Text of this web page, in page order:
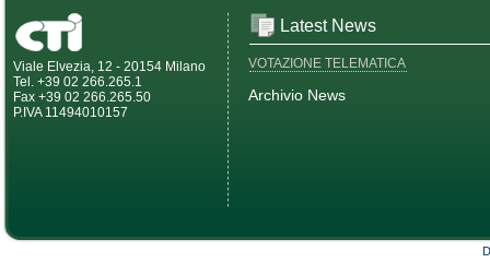
Viale Elvezia, 12 - 20154 Milano
Tel. +39 02 266.265.1
Fax +39 02 266.265.50
P.IVA 11494010157
Latest News
VOTAZIONE TELEMATICA
Archivio News